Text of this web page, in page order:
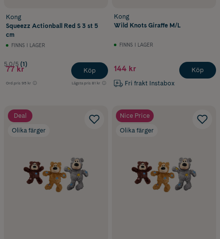
Kong
Squeezz Actionball Red S 3 st 5
cm
FINNS I LAGER
5.0/5 (1)
77 kr
Ord.pris 95 kr Lägsta pris 81 kr
Köp
Kong
Wild Knots Giraffe M/L
FINNS I LAGER
144 kr
Fri frakt Instabox
Köp
Deal
Olika färger
Nice Price
Olika färger